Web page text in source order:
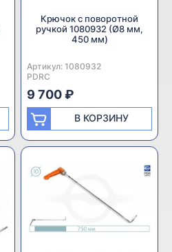
Крючок с поворотной
ручкой 1080932 (Ø8 мм,
450 мм)
Артикул: 1080932
Производитель:
PDRC
9 700 ₽
В КОРЗИНУ